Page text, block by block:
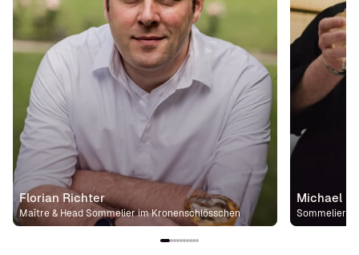
Florian Richter
Maître & Head Sommelier im Kronenschlösschen
Michael
Sommelier